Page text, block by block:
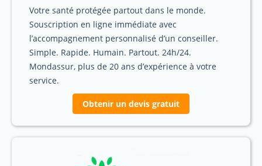
Votre santé protégée partout dans le monde.
Souscription en ligne immédiate avec
l’accompagnement personnalisé d’un conseiller.
Simple. Rapide. Humain. Partout. 24h/24.
Mondassur, plus de 20 ans d’expérience à votre
service.
Obtenir un devis gratuit